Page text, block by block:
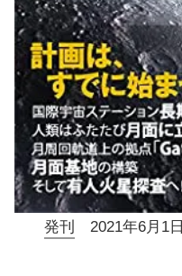
発刊 2021年6月1日